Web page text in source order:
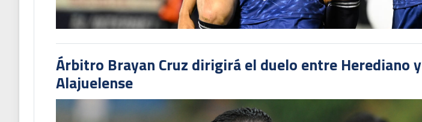
Árbitro Brayan Cruz dirigirá el duelo entre Herediano y
Alajuelense